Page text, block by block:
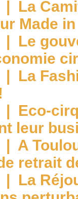
| La
Made
| Le
| La
| Eco-
leur
| A
retrait
| La